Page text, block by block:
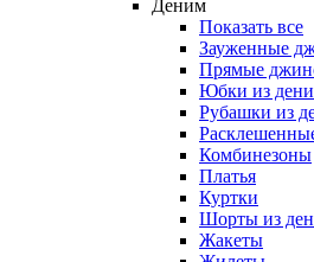
Деним
Показать все
Зауженные
Прямые
Юбки из
Рубашки из
Комбинезоны
Платья
Куртки
Шорты из
Жакеты